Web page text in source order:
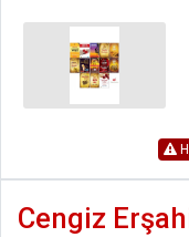
Cengiz